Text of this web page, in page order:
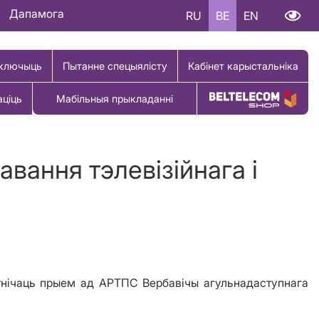
Дапамога RU BE EN
Пытанне спецыялісту Кабінет карыстальніка
Мабільныя прыкладанні Купіць тавар
тэлевізійнага і
прыем ад АРТПС Вербавічы агульнадаступнага